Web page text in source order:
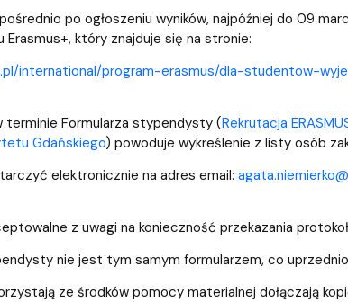
po ogłoszeniu wyników, najpóźniej do 09
który znajduje się na stronie:
international/program-erasmus/dla-studentow-
terminie Formularza stypendysty (Rekrutacja
Gdańskiego) powoduje wykreślenie z listy osób
elektronicznie na adres email:
z uwagi na konieczność przekazania
nie jest tym samym formularzem, co
ze środków pomocy materialnej dołączają